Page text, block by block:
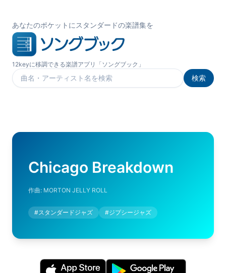
あなたのポケットにスタンダードの楽譜集を
12keyに移調できる楽譜アプリ「ソングブック」
楽曲を検索
検索
Chicago Breakdown
作曲: MORTON JELLY ROLL
#スタンダードジャズ #ジプシージャズ